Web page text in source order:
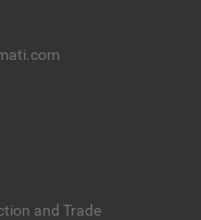
and Trade